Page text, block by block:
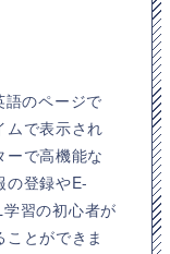
のページで
ムで表示され
ーで高機能な
の登録やE-
習の初心者が
とができま